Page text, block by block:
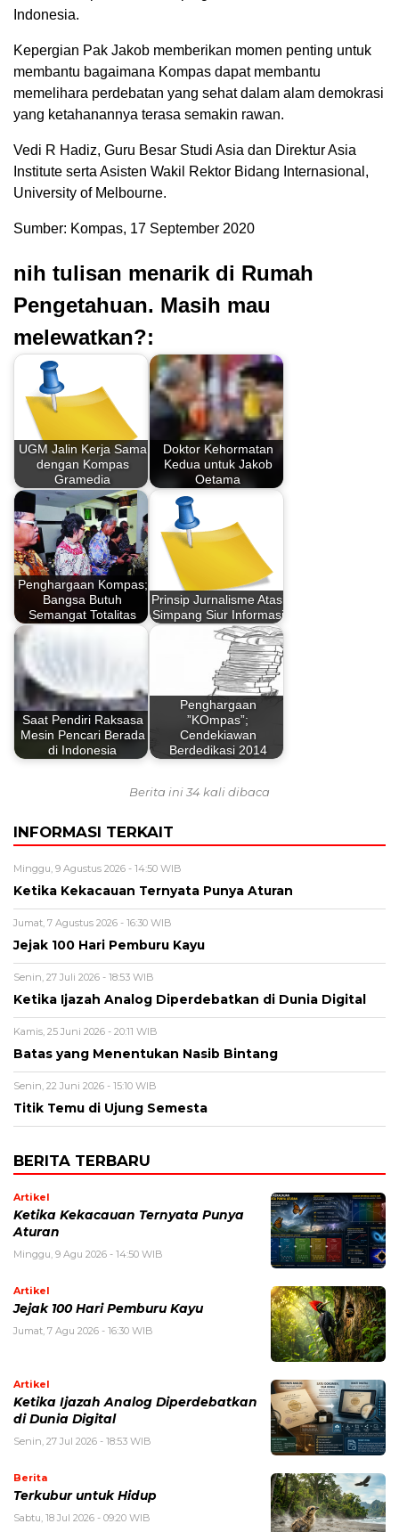
Indonesia.
Kepergian Pak Jakob memberikan momen penting untuk
membantu bagaimana Kompas dapat membantu
memelihara perdebatan yang sehat dalam alam demokrasi
yang ketahanannya terasa semakin rawan.
Vedi R Hadiz, Guru Besar Studi Asia dan Direktur Asia
Institute serta Asisten Wakil Rektor Bidang Internasional,
University of Melbourne.
Sumber: Kompas, 17 September 2020
nih tulisan menarik di Rumah
Pengetahuan. Masih mau
melewatkan?:
UGM Jalin Kerja Sama
dengan Kompas
Gramedia
Doktor Kehormatan
Kedua untuk Jakob
Oetama
Penghargaan Kompas;
Bangsa Butuh
Semangat Totalitas
Prinsip Jurnalisme Atasi
Simpang Siur Informasi
Saat Pendiri Raksasa
Mesin Pencari Berada
di Indonesia
Penghargaan
”KOmpas”;
Cendekiawan
Berdedikasi 2014
Berita ini 34 kali dibaca
INFORMASI TERKAIT
Minggu, 9 Agustus 2026 - 14:50 WIB
Ketika Kekacauan Ternyata Punya Aturan
Jumat, 7 Agustus 2026 - 16:30 WIB
Jejak 100 Hari Pemburu Kayu
Senin, 27 Juli 2026 - 18:53 WIB
Ketika Ijazah Analog Diperdebatkan di Dunia Digital
Kamis, 25 Juni 2026 - 20:11 WIB
Batas yang Menentukan Nasib Bintang
Senin, 22 Juni 2026 - 15:10 WIB
Titik Temu di Ujung Semesta
BERITA TERBARU
Artikel
Ketika Kekacauan Ternyata Punya
Aturan
Minggu, 9 Agu 2026 - 14:50 WIB
Artikel
Jejak 100 Hari Pemburu Kayu
Jumat, 7 Agu 2026 - 16:30 WIB
Artikel
Ketika Ijazah Analog Diperdebatkan
di Dunia Digital
Senin, 27 Jul 2026 - 18:53 WIB
Berita
Terkubur untuk Hidup
Sabtu, 18 Jul 2026 - 09:20 WIB